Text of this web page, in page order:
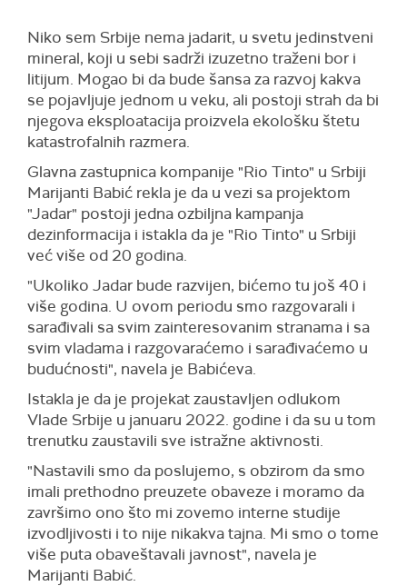
Niko sem Srbije nema jadarit, u svetu jedinstveni
mineral, koji u sebi sadrži izuzetno traženi bor i
litijum. Mogao bi da bude šansa za razvoj kakva
se pojavljuje jednom u veku, ali postoji strah da bi
njegova eksploatacija proizvela ekološku štetu
katastrofalnih razmera.
Glavna zastupnica kompanije "Rio Tinto" u Srbiji
Marijanti Babić rekla je da u vezi sa projektom
"Jadar" postoji jedna ozbiljna kampanja
dezinformacija i istakla da je "Rio Tinto" u Srbiji
već više od 20 godina.
"Ukoliko Jadar bude razvijen, bićemo tu još 40 i
više godina. U ovom periodu smo razgovarali i
sarađivali sa svim zainteresovanim stranama i sa
svim vladama i razgovaraćemo i sarađivaćemo u
budućnosti", navela je Babićeva.
Istakla je da je projekat zaustavljen odlukom
Vlade Srbije u januaru 2022. godine i da su u tom
trenutku zaustavili sve istražne aktivnosti.
"Nastavili smo da poslujemo, s obzirom da smo
imali prethodno preuzete obaveze i moramo da
završimo ono što mi zovemo interne studije
izvodljivosti i to nije nikakva tajna. Mi smo o tome
više puta obaveštavali javnost", navela je
Marijanti Babić.